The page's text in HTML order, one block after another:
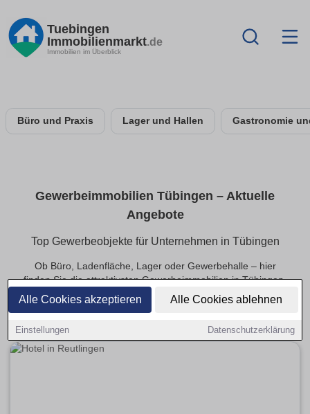
Alle Cookies akzeptieren Alle Cookies ablehnen
Einstellungen Datenschutzerklärung
Tuebingen
Immobilienmarkt.de
Immobilien im Überblick
Büro und Praxis Lager und Hallen Gastronomie
Gewerbeimmobilien Tübingen – Aktuelle
Angebote
Top Gewerbeobjekte für Unternehmen in Tübingen
Ob Büro, Ladenfläche, Lager oder Gewerbehalle – hier
finden Sie die attraktivsten Gewerbeimmobilien in Tübingen.
Perfekt für Start-ups, Mittelstand und etablierte
Unternehmen, die schnell verfügbare Flächen suchen.